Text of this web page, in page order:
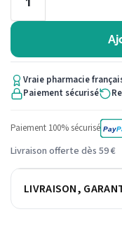
Vraie pharmacie
Paiement sécurisé
Paiement 100% sécurisé Pay
Livraison offerte dès 59 €
LIVRAISON,